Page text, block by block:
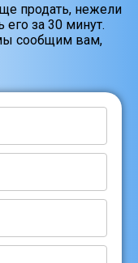
продать, нежели
за 30 минут.
сообщим вам,